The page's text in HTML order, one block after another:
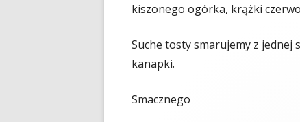
kiszonego ogórka, krążki
Suche tosty smarujemy z jednej
kanapki.
Smacznego